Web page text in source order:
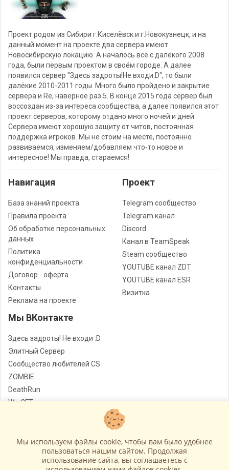
Проект родом из Сибири г.Киселёвск и г.Новокузнецк, и на
данный момент на проекте два сервера имеют
Новосибирскую локацию. А началось всё с далёкого 2008
года, были первым проектом в своём городе. А далее
появился сервер "Здесь задроты!Не входи:D", то были
далёкие 2010-2011 годы. Много было пройдено и закрытие
сервера и Re, наверное раз 5. В конце 2015 года сервер был
воссоздан из-за интереса сообщества, а далее появился этот
проект серверов, которому отдано много ночей и дней.
Сервера имеют хорошую защиту от читов, постоянная
поддержка игроков. Мы не стоим на месте, постоянно
развиваемся, изменяем/добавляем что-то новое и
интересное! Мы правда, стараемся!
Навигация
База знаний проекта
Правила проекта
Об обработке персональных
данных
Политика
конфиденциальности
Договор - оферта
Контакты
Реклама на проекте
Проект
Telegram сообщество
Telegram канал
Discord
Канал в TeamSpeak
Steam сообщество
YOUTUBE канал ZDT
YOUTUBE канал ESR
Визитка
Мы ВКонтакте
Здесь задроты! Не входи :D
Элитный Сервер
Сообщество любителей CS
ZOMBIE
DeathRun
War3FT
Лучшие сервера Counter - Strike © Все права защищены
Работает наGameCMS
Мы используем файлы cookie, чтобы вам было удобнее
пользоваться нашим сайтом. Продолжая
использование сайта, вы соглашаетесь c